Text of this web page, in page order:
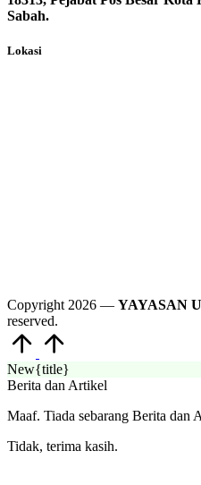
Sabah.
Lokasi
Copyright 2026 — YAYASAN
reserved.
New{title}
Berita dan Artikel
Maaf. Tiada sebarang Berita dan
Tidak, terima kasih.